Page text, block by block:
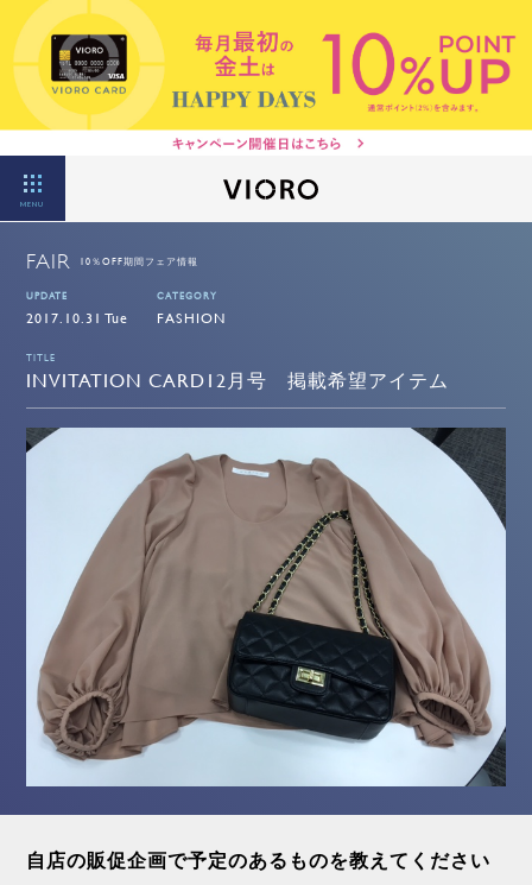
MENU
FAIR 10％OFF期間フェア情報
UPDATE
2017.10.31 Tue
CATEGORY
FASHION
TITLE
INVITATION CARD12月号 掲載希望アイテム
自店の販促企画で予定のあるものを教えてください